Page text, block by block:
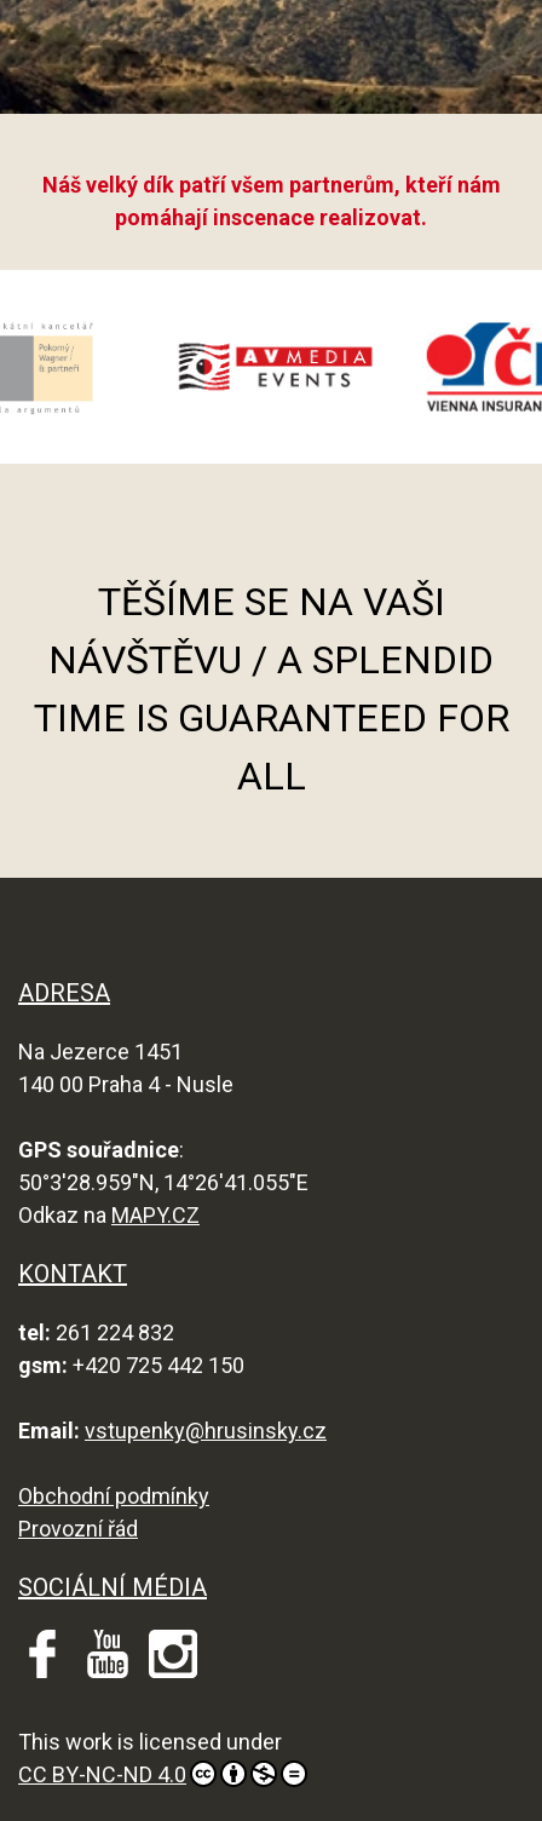
Náš velký dík patří všem partnerům, kteří nám
pomáhají inscenace realizovat.
TĚŠÍME SE NA VAŠI
NÁVŠTĚVU / A SPLENDID
TIME IS GUARANTEED FOR
ALL
ADRESA
Na Jezerce 1451
140 00 Praha 4 - Nusle
GPS souřadnice:
50°3'28.959"N, 14°26'41.055"E
Odkaz na MAPY.CZ
KONTAKT
tel: 261 224 832
gsm: +420 725 442 150
Email: vstupenky@hrusinsky.cz
Obchodní podmínky
Provozní řád
SOCIÁLNÍ MÉDIA
This work is licensed under
CC BY-NC-ND 4.0